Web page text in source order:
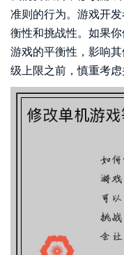
准则的行为。游戏开
衡性和挑战性。如果
游戏的平衡性，影响
级上限之前，慎重考虑